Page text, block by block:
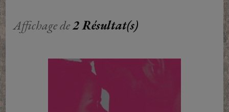
Affichage de2 Résultat(s)